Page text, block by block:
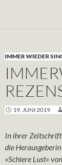
IMMER WIEDER
19. JUNI 2019
In ihrer Zeitschrift
die
»Schiere Lust«